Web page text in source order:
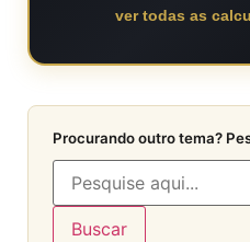
ver todas as
Procurando outro tema?
Buscar